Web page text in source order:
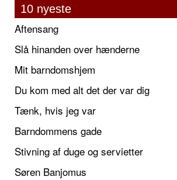
10 nyeste
Aftensang
Slå hinanden over hænderne
Mit barndomshjem
Du kom med alt det der var dig
Tænk, hvis jeg var
Barndommens gade
Stivning af duge og servietter
Søren Banjomus